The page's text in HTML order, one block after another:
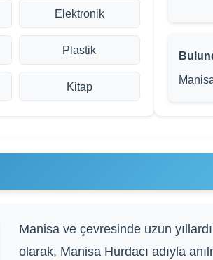
Elektronik
Plastik
Kitap
Manisa ve çevresinde uzun
olarak, Manisa Hurdacı adıyla